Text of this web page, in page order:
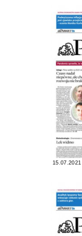
15.07.2021